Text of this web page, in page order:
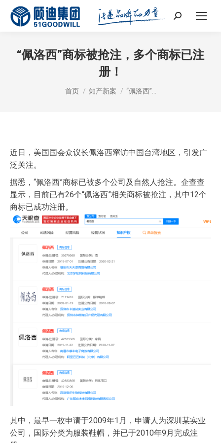
Search:
“佩洛西”商标被抢注，多个商标已注
册！
您在这里：
首页 知产新案 “佩洛西”…
近日，美国国会众议长佩洛西窜访中国台湾地区，引发广
泛关注。
据悉，“佩洛西”商标已被多个公司及自然人抢注。企查查
显示，目前已有26个“佩洛西”相关商标被抢注，其中12个
商标已成功注册。
其中，最早一枚申请于2009年1月，申请人为深圳某实业
公司，国际分类为服装鞋帽，并已于2010年9月完成注